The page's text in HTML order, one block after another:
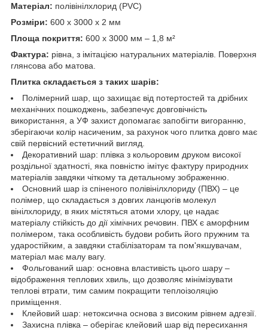
Матеріал: полівінілхлорид (PVC)
Розміри: 600 х 3000 х 2 мм
Площа покриття: 600 х 3000 мм – 1,8 м²
Фактура: рівна, з імітацією натуральних матеріалів. Поверхня
глянсова або матова.
Плитка складається з таких шарів:
Полімерний шар, що захищає від потертостей та дрібних
механічних пошкоджень, забезпечує довговічність
використання, а УФ захист допомагає запобігти вигоранню,
зберігаючи колір насиченим, за рахунок чого плитка довго має
свій первісний естетичний вигляд.
Декоративний шар: плівка з кольоровим друком високої
роздільної здатності, яка повністю імітує фактуру природних
матеріалів завдяки чіткому та детальному зображенню.
Основний шар із спіненого полівінілхлориду (ПВХ) – це
полімер, що складається з довгих ланцюгів молекул
вінілхлориду, в яких містяться атоми хлору, це надає
матеріалу стійкість до дії хімічних речовин. ПВХ є аморфним
полімером, така особливість будови робить його пружним та
ударостійким, а завдяки стабілізаторам та пом'якшувачам,
матеріал має малу вагу.
Фольгований шар: основна властивість цього шару –
відображення теплових хвиль, що дозволяє мінімізувати
теплові втрати, тим самим покращити теплоізоляцію
приміщення.
Клейовий шар: нетоксична основа з високим рівнем адгезії.
Захисна плівка – оберігає клейовий шар від пересихання